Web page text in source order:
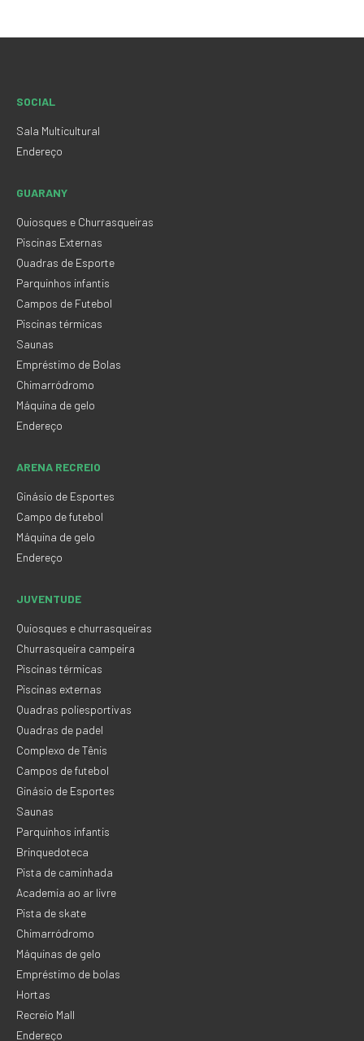
SOCIAL
Sala Multicultural
Endereço
GUARANY
Quiosques e Churrasqueiras
Piscinas Externas
Quadras de Esporte
Parquinhos infantis
Campos de Futebol
Piscinas térmicas
Saunas
Empréstimo de Bolas
Chimarródromo
Máquina de gelo
Endereço
ARENA RECREIO
Ginásio de Esportes
Campo de futebol
Máquina de gelo
Endereço
JUVENTUDE
Quiosques e churrasqueiras
Churrasqueira campeira
Piscinas térmicas
Piscinas externas
Quadras poliesportivas
Quadras de padel
Complexo de Tênis
Campos de futebol
Ginásio de Esportes
Saunas
Parquinhos infantis
Brinquedoteca
Pista de caminhada
Academia ao ar livre
Pista de skate
Chimarródromo
Máquinas de gelo
Empréstimo de bolas
Hortas
Recreio Mall
Endereço